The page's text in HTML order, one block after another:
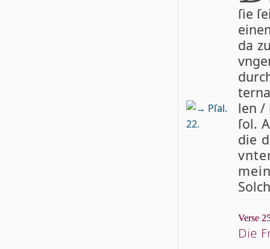
Pſal.
22.
ſie
da
len /
ſol.
die
Verse
Die